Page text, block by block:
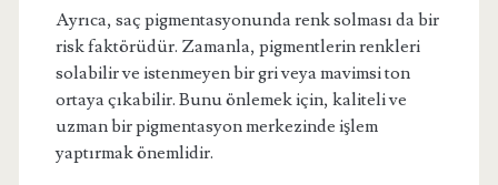
Ayrıca, saç pigmentasyonunda renk solması da bir
risk faktörüdür. Zamanla, pigmentlerin renkleri
solabilir ve istenmeyen bir gri veya mavimsi ton
ortaya çıkabilir. Bunu önlemek için, kaliteli ve
uzman bir pigmentasyon merkezinde işlem
yaptırmak önemlidir.